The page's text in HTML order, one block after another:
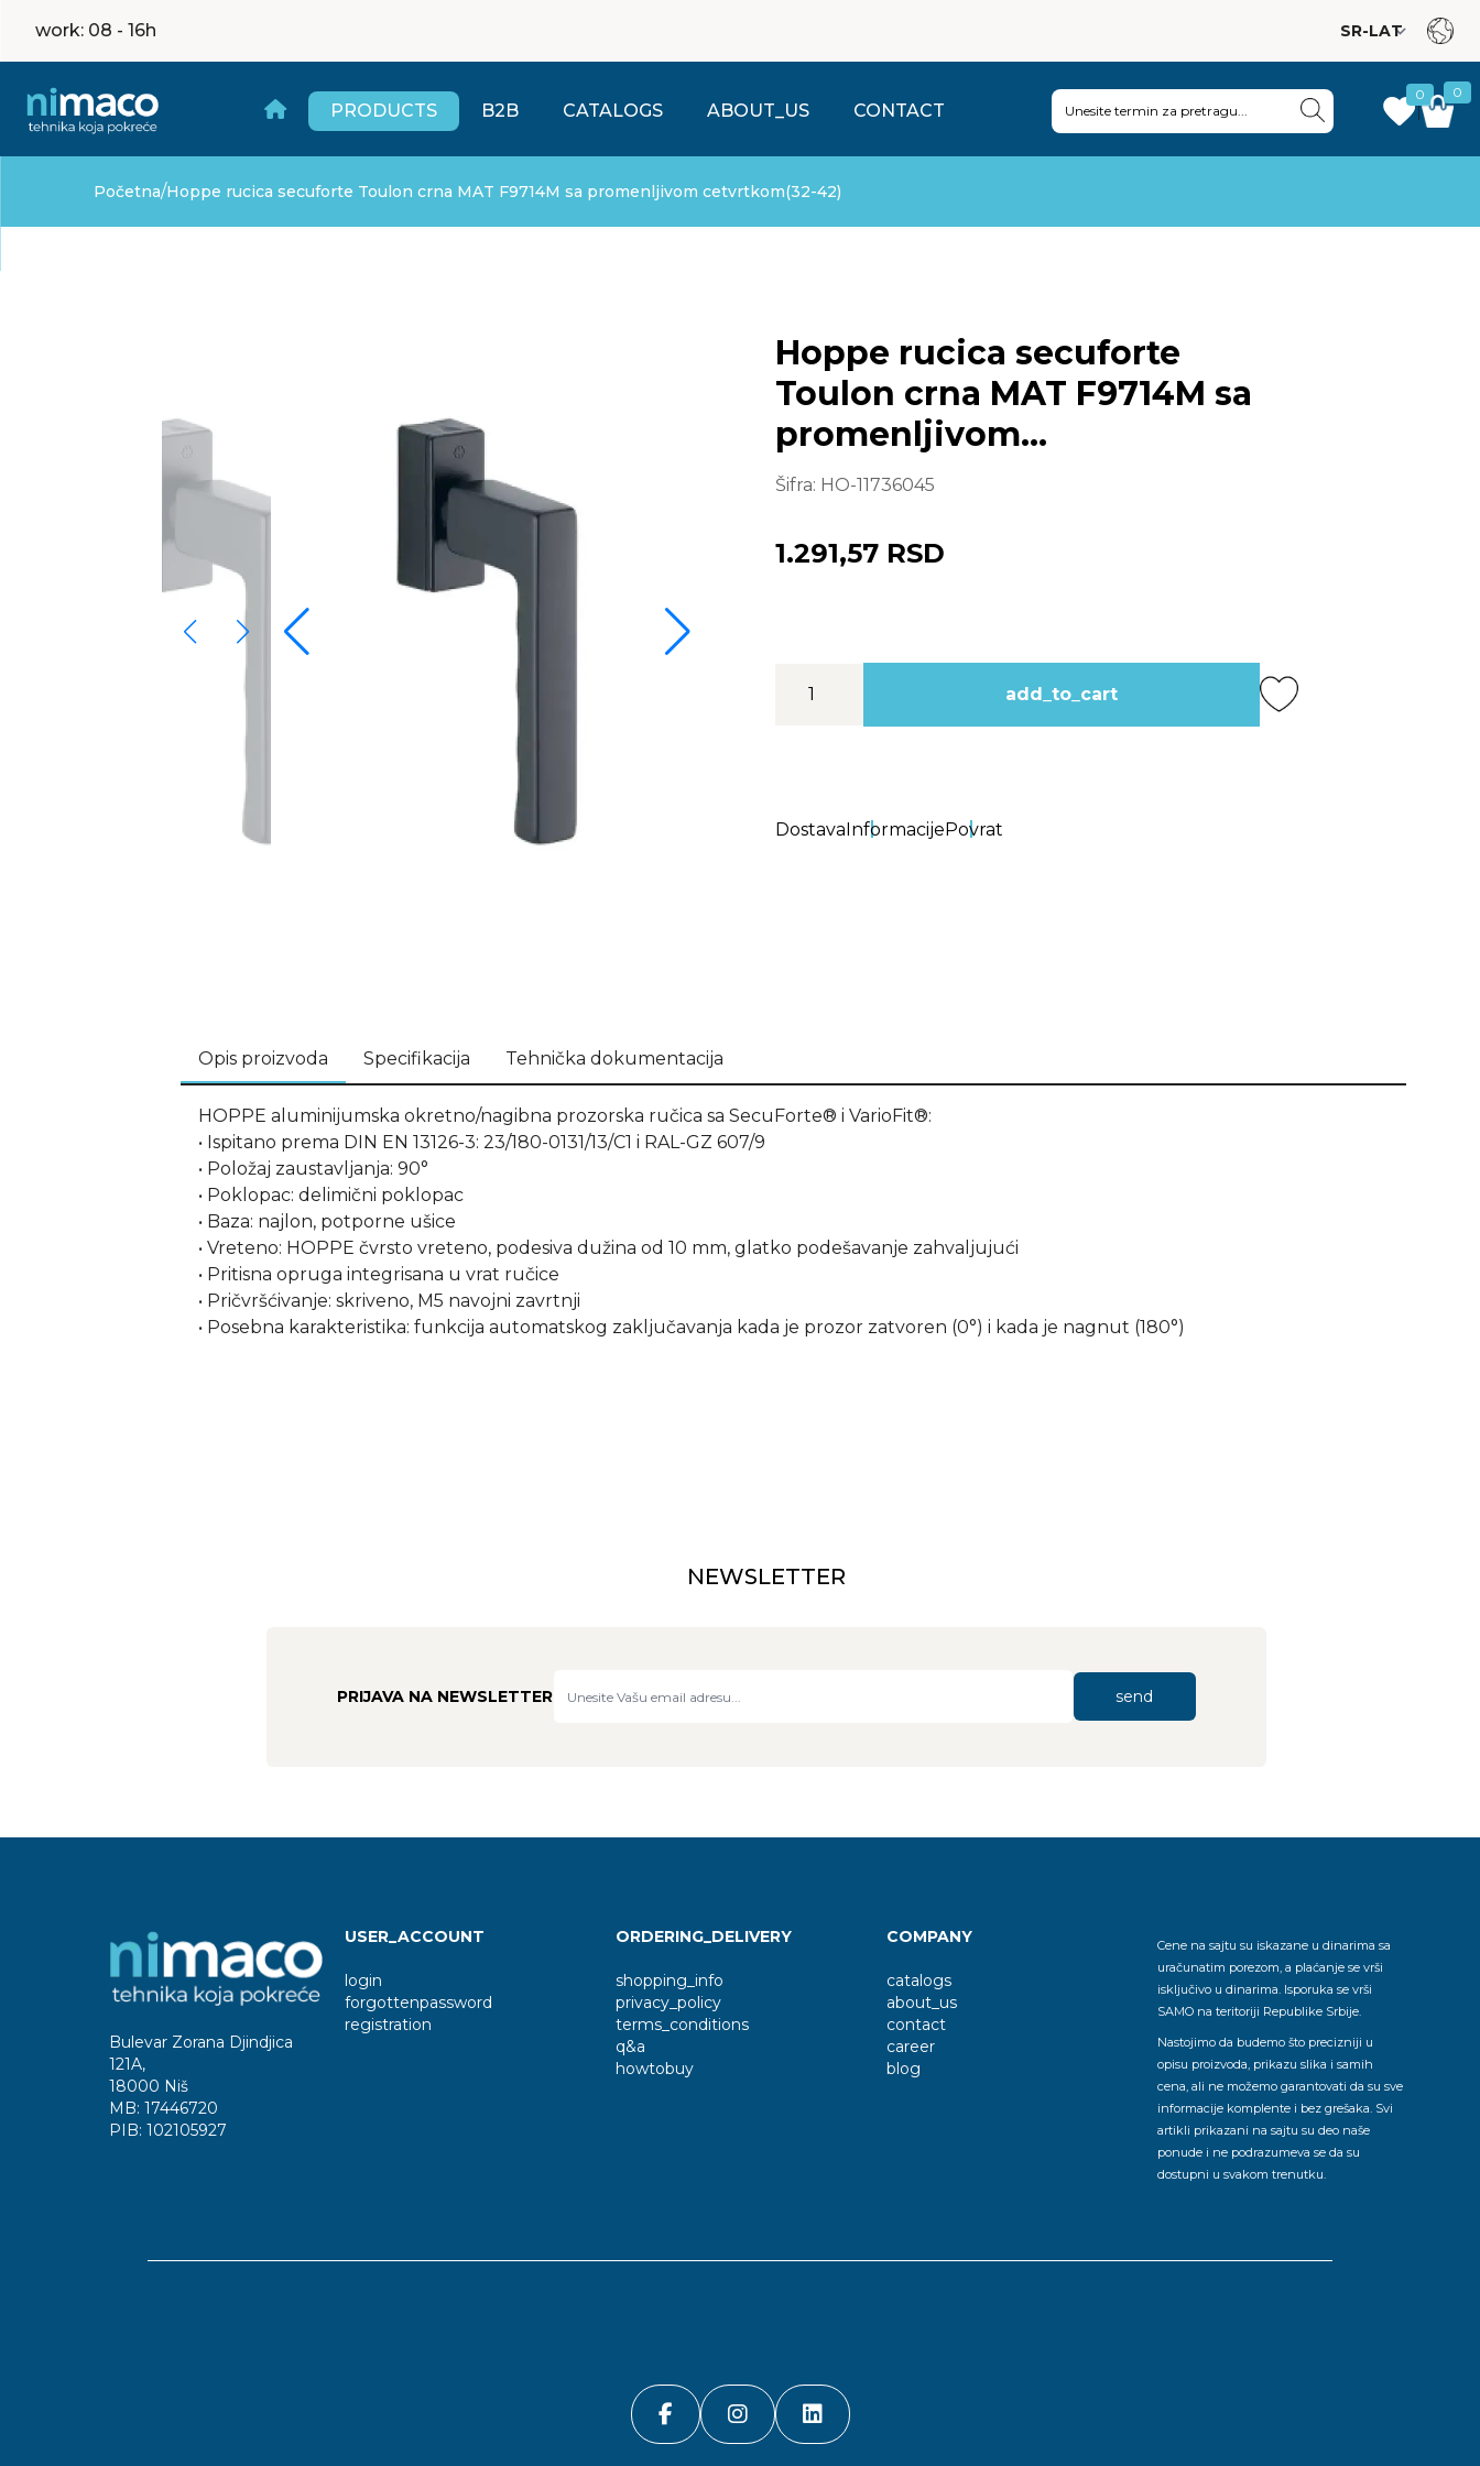
work: 08 - 16h
PRODUCTS B2B CATALOGS ABOUT_US CONTACT
0
|
0
Početna/Hoppe rucica secuforte Toulon crna MAT F9714M sa promenljivom cetvrtkom(32-42)
Hoppe rucica secuforte
Toulon crna MAT F9714M sa
promenljivom
cetvrtkom(32-42)
Šifra: HO-11736045
1.291,57 RSD
add_to_cart
DostavaInformacijePovrat
Opis proizvoda Specifikacija Tehnička dokumentacija
HOPPE aluminijumska okretno/nagibna prozorska ručica sa SecuForte® i VarioFit®:
• Ispitano prema DIN EN 13126-3: 23/180-0131/13/C1 i RAL-GZ 607/9
• Položaj zaustavljanja: 90°
• Poklopac: delimični poklopac
• Baza: najlon, potporne ušice
• Vreteno: HOPPE čvrsto vreteno, podesiva dužina od 10 mm, glatko podešavanje zahvaljujući
• Pritisna opruga integrisana u vrat ručice
• Pričvršćivanje: skriveno, M5 navojni zavrtnji
• Posebna karakteristika: funkcija automatskog zaključavanja kada je prozor zatvoren (0°) i kada je nagnut (180°)
NEWSLETTER
PRIJAVA NA NEWSLETTER send
Bulevar Zorana Djindjica
121A,
18000 Niš
MB:17446720
PIB:102105927
USER_ACCOUNT
login
forgottenpassword
registration
ORDERING_DELIVERY
shopping_info
privacy_policy
terms_conditions
q&a
howtobuy
COMPANY
catalogs
about_us
contact
career
blog
Cene na sajtu su iskazane u dinarima sa
uračunatim porezom, a plaćanje se vrši
isključivo u dinarima. Isporuka se vrši
SAMO na teritoriji Republike Srbije.
Nastojimo da budemo što precizniji u
opisu proizvoda, prikazu slika i samih
cena, ali ne možemo garantovati da su sve
informacije komplente i bez grešaka. Svi
artikli prikazani na sajtu su deo naše
ponude i ne podrazumeva se da su
dostupni u svakom trenutku.